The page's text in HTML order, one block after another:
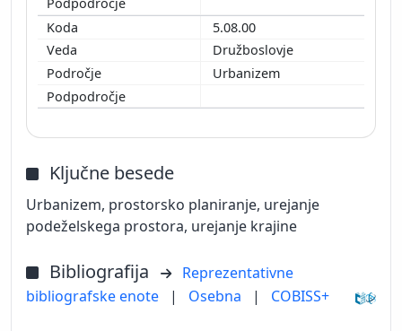
5.08.00
Družboslovje
Urbanizem
Ključne besede
Urbanizem, prostorsko planiranje, urejanje
podeželskega prostora, urejanje krajine
Bibliografija
Reprezentativne
bibliografske enote
| Osebna | COBISS+